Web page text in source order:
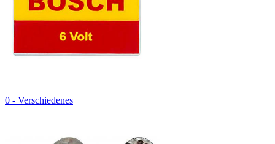
0 - Verschiedenes